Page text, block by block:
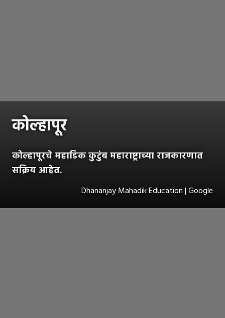
कोल्हापूर
कोल्हापूरचे महाडिक कुटुंब महाराष्ट्राच्या राजकारणात
सक्रिय आहेत.
Dhananjay Mahadik Education | Google